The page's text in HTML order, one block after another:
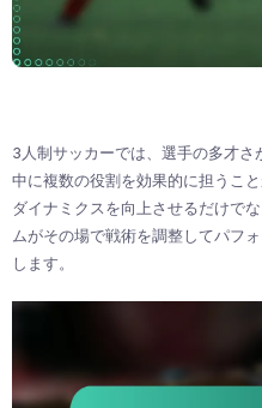
3人制サッカーでは、選手の多才
中に複数の役割を効果的に担うこ
ダイナミクスを向上させるだけで
ムがその場で戦術を調整してパフ
します。